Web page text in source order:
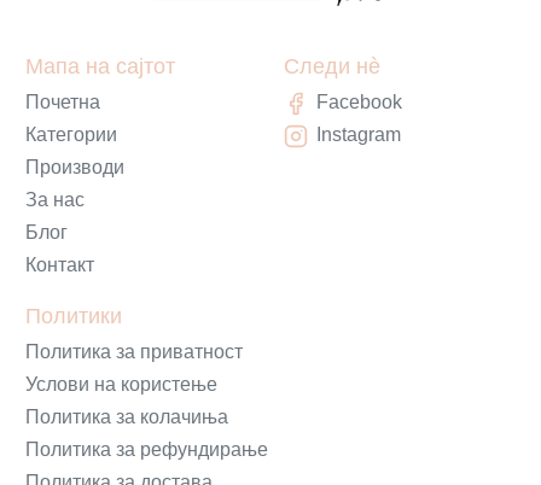
Мапа на сајтот
Почетна
Категории
Производи
За нас
Блог
Контакт
Политики
Политика за приватност
Услови на користење
Политика за колачиња
Политика за рефундирање
Следи нè
Facebook
Instagram